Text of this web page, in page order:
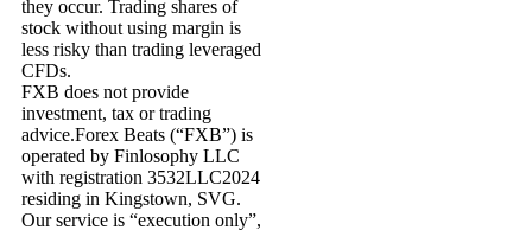
they occur. Trading shares of
stock without using margin is
less risky than trading leveraged
CFDs.
FXB does not provide
investment, tax or trading
advice.Forex Beats (“FXB”) is
operated by Finlosophy LLC
with registration 3532LLC2024
residing in Kingstown, SVG.
Our service is “execution only”,